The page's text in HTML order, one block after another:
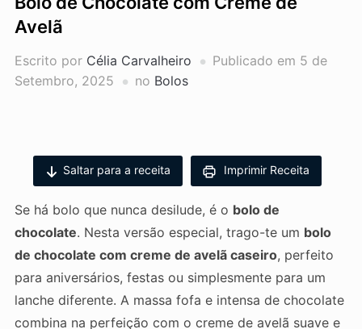
Avelã
Escrito por Célia Carvalheiro Publicado em 5 de
Setembro, 2025
no Bolos
Saltar para a receita Imprimir Receita
Se há bolo que nunca desilude, é o bolo de
chocolate. Nesta versão especial, trago-te um bolo
de chocolate com creme de avelã caseiro, perfeito
para aniversários, festas ou simplesmente para um
lanche diferente. A massa fofa e intensa de chocolate
combina na perfeição com o creme de avelã suave e